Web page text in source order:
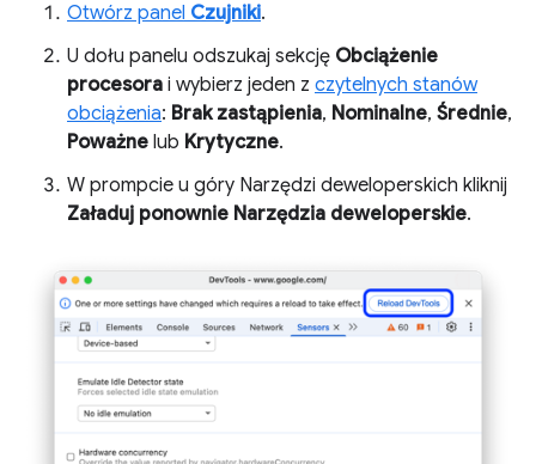
Otwórz panel Czujniki.
U dołu panelu odszukaj sekcję Obciążenie
procesora i wybierz jeden z czytelnych stanów
obciążenia: Brak zastąpienia, Nominalne, Średnie,
Poważne lub Krytyczne.
W prompcie u góry Narzędzi deweloperskich kliknij
Załaduj ponownie Narzędzia deweloperskie.